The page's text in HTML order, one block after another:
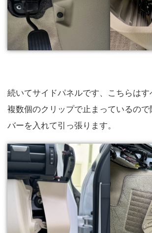
続いてサイドパネルです、こちらはす
複数個のクリップで止まっているの
バーを入れて引っ張ります。